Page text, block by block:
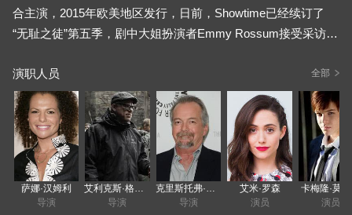
合主演，2015年欧美地区发行，日前，Showtime已经续订了
“无耻之徒”第五季，剧中大姐扮演者Emmy Rossum接受采访时
糕，但是什么时候好起来还是个未知数，或许永远不会。本剧
改编至英国同名电视系列剧，美国Showtime电视网制作，并由
英国原创Paul Abbott操刀.美国版没有对原作角色大动刀土，第
三个孩子Ian的同性恋性向也被保留，但美国版已发展出不同于
英版的情节。。
演职人员 全部
萨娜·汉姆利
导演
艾利克斯·格雷夫斯
导演
克里斯托弗·查莱克
导演
艾米·罗森
演员
卡梅隆·莫
演员